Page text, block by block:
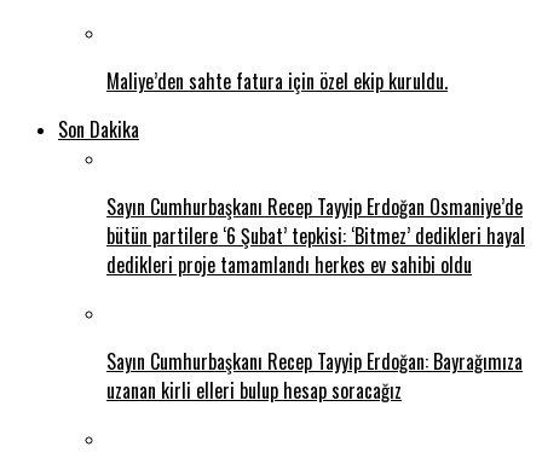
Maliye’den sahte fatura için özel ekip kuruldu.
Son Dakika
Sayın Cumhurbaşkanı Recep Tayyip Erdoğan Osmaniye’de
bütün partilere ‘6 Şubat’ tepkisi: ‘Bitmez’ dedikleri hayal
dedikleri proje tamamlandı herkes ev sahibi oldu
Sayın Cumhurbaşkanı Recep Tayyip Erdoğan: Bayrağımıza
uzanan kirli elleri bulup hesap soracağız